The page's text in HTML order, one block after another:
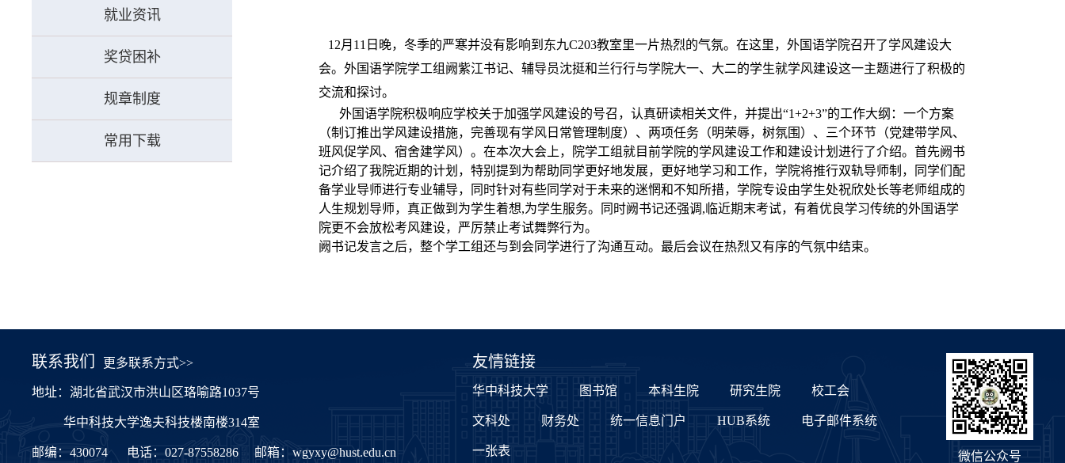
就业资讯
奖贷困补
规章制度
常用下载
12月11日 晚，冬季的严寒并没有影响到东九C203教室里一片热烈的气氛。在这里，外国语学院召开了学风建设大
会。外国语学院学工组阙紫江书记、辅导员沈挺和兰行行与学院大一、大二的学生就学风建设这一主题进行了积极的
交流和探讨。
外国语学院积极响应学校关于加强学风建设的号召，认真研读相关文件，并提出“1+2+3”的工作大纲：一个方案
（制订推出学风建设措施，完善现有学风日常管理制度）、两项任务（明荣辱，树氛围）、三个环节（党建带学风、
班风促学风、宿舍建学风）。在本次大会上，院学工组就目前学院的学风建设工作和建设计划进行了介绍。首先阙书
记介绍了我院近期的计划，特别提到为帮助同学更好地发展，更好地学习和工作，学院将推行双轨导师制，同学们配
备学业导师进行专业辅导，同时针对有些同学对于未来的迷惘和不知所措，学院专设由学生处祝欣处长等老师组成的
人生规划导师，真正做到为学生着想,为学生服务。同时阙书记还强调,临近期末考试，有着优良学习传统的外国语学
院更不会放松考风建设，严厉禁止考试舞弊行为。
阙书记发言之后，整个学工组还与到会同学进行了沟通互动。最后会议在热烈又有序的气氛中结束。
联系我们 更多联系方式>>
地址：湖北省武汉市洪山区珞喻路1037号
华中科技大学逸夫科技楼南楼314室
邮编：430074 电话：027-87558286 邮箱：wgyxy@hust.edu.cn
友情链接
华中科技大学 图书馆 本科生院 研究生院 校工会
文科处 财务处 统一信息门户 HUB系统 电子邮件系统
一张表 微信公众号